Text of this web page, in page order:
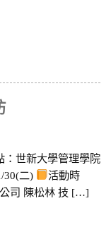
：世新大學管理學院
30(二)
活動時
司 陳松林 技 […]